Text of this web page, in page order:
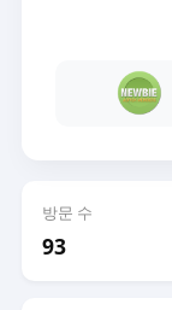
방문 수
93